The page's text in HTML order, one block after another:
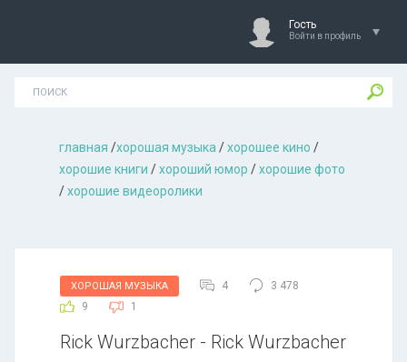
Гость
Войти в профиль
главная /хорошая музыкa /хорошее кино /
хорошие книги /хороший юмор /хорошие фото
/хорошие видеоролики
ХОРОШАЯ МУЗЫКА 4
3 478
9
1
Rick Wurzbacher - Rick Wurzbacher